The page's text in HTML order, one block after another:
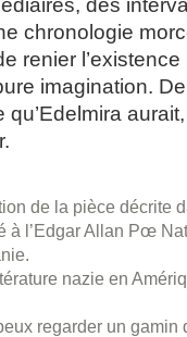
des
chronologie
renier
imagination.
qu’Edelmira
de la pièce décrite
à l’Edgar Allan Pœ
nazie en
regarder un gamin